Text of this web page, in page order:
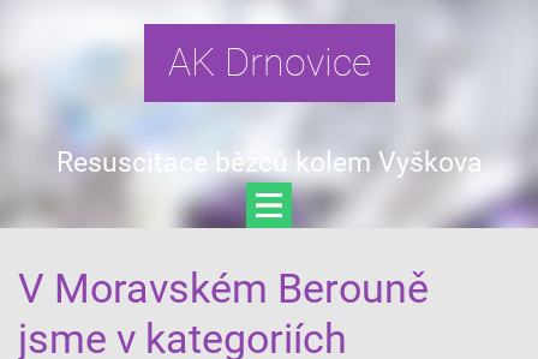
AK Drnovice
Resuscitace běžců kolem Vyškova
V Moravském Berouně
jsme v kategoriích